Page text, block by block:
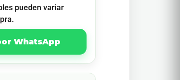
pueden variar
WhatsApp